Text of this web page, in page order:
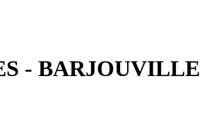
- BARJOUVILLE